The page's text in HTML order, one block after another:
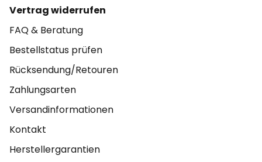
Vertrag widerrufen
FAQ & Beratung
Bestellstatus prüfen
Rücksendung/Retouren
Zahlungsarten
Versandinformationen
Kontakt
Herstellergarantien